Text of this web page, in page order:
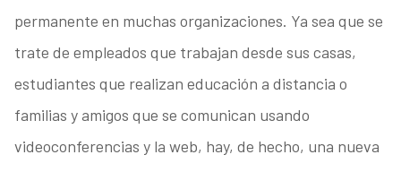
permanente en muchas organizaciones. Ya sea que se
trate de empleados que trabajan desde sus casas,
estudiantes que realizan educación a distancia o
familias y amigos que se comunican usando
videoconferencias y la web, hay, de hecho, una nueva